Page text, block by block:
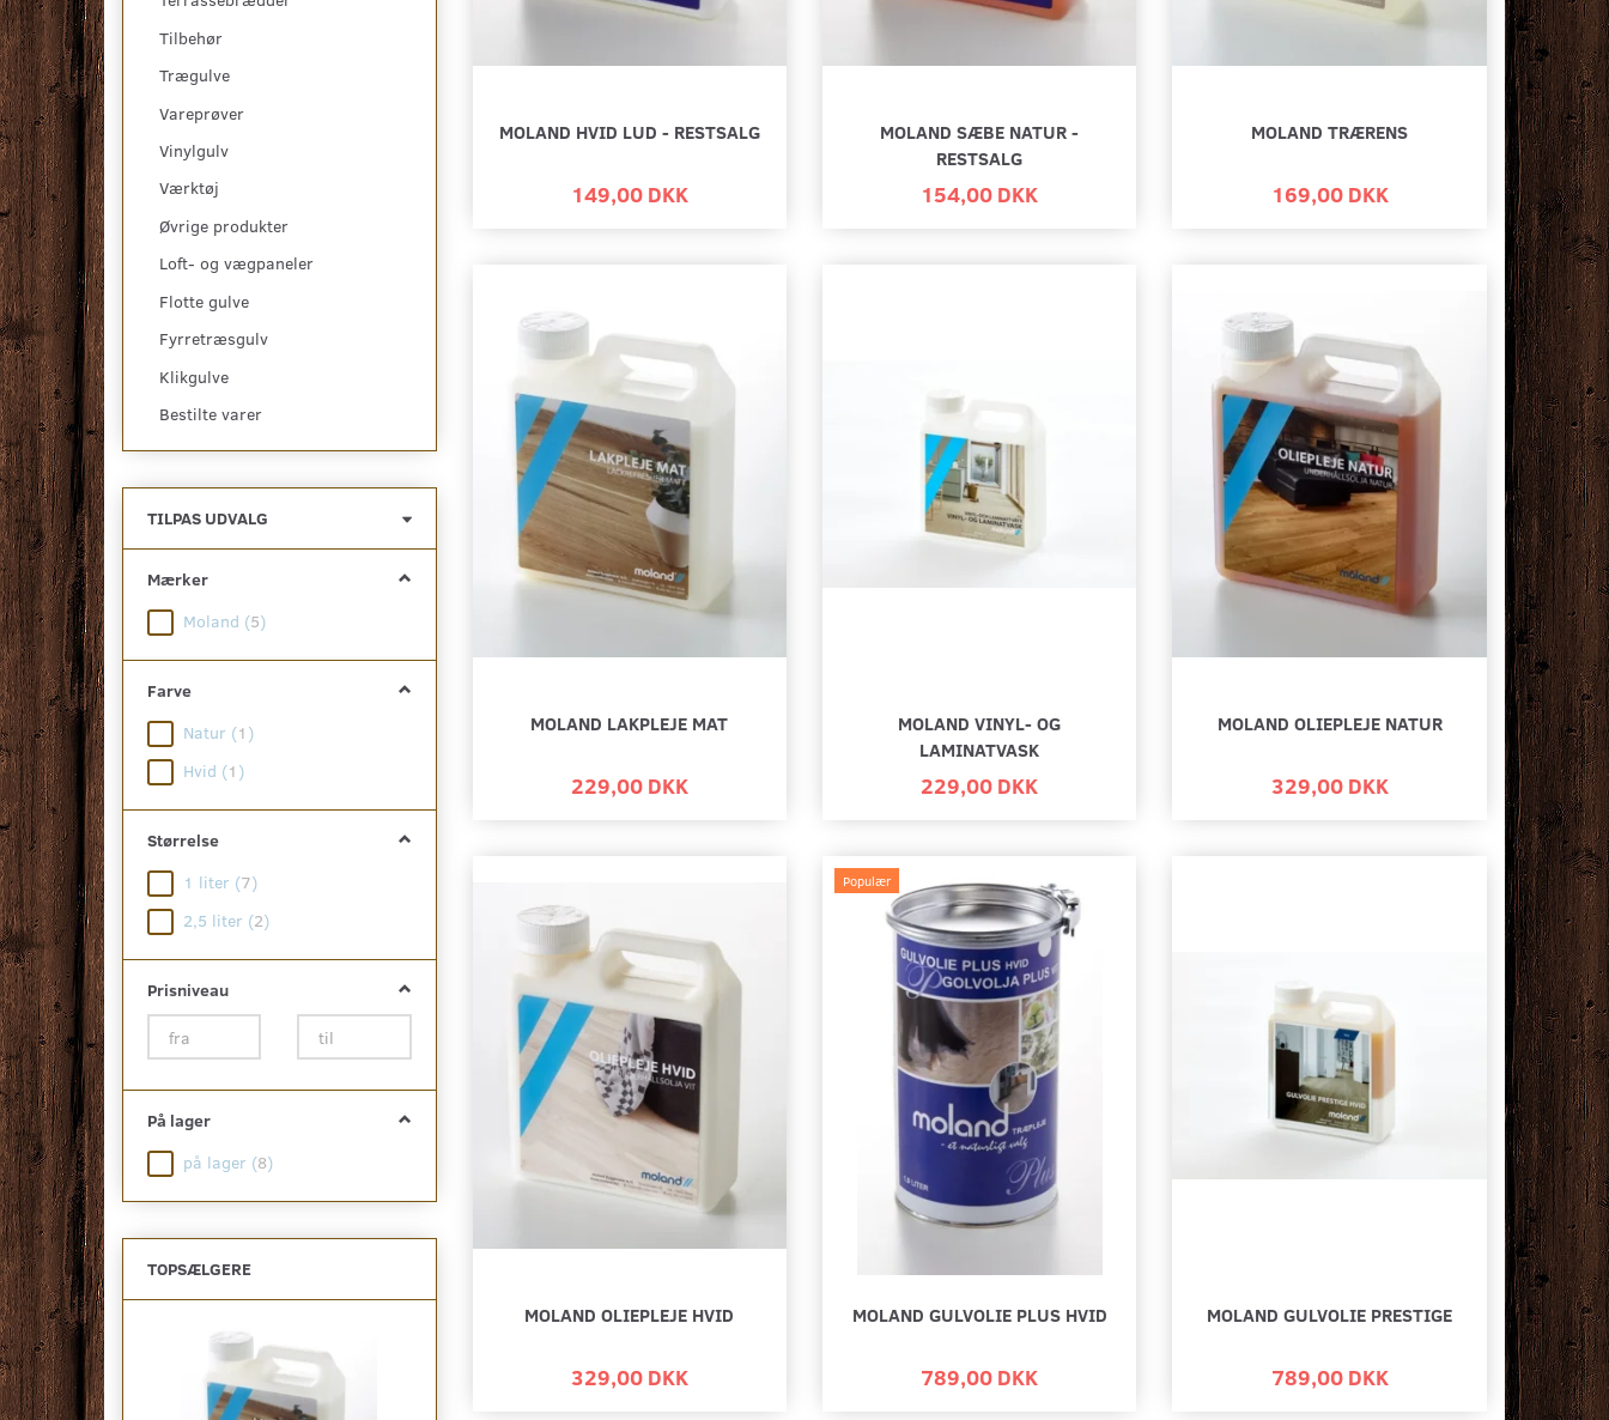
Tilbehør
Trægulve
Vareprøver
Vinylgulv
Værktøj
Øvrige produkter
Loft- og vægpaneler
Flotte gulve
Fyrretræsgulv
Klikgulve
Bestilte varer
TILPAS UDVALG
Mærker
Moland (5)
Farve
Natur (1 )
Hvid (1 )
Størrelse
1 liter (7)
2,5 liter (2)
Prisniveau
På lager
på lager (8)
TOPSÆLGERE
MOLAND HVID LUD - RESTSALG
149,00 DKK
MOLAND SÆBE NATUR -
RESTSALG
154,00 DKK
MOLAND TRÆRENS
169,00 DKK
MOLAND LAKPLEJE MAT
229,00 DKK
MOLAND VINYL- OG
LAMINATVASK
229,00 DKK
MOLAND OLIEPLEJE NATUR
329,00 DKK
MOLAND OLIEPLEJE HVID
329,00 DKK
Populær
MOLAND GULVOLIE PLUS HVID
789,00 DKK
MOLAND GULVOLIE PRESTIGE
789,00 DKK